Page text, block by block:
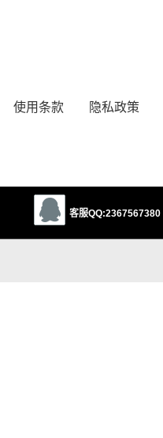
使用条款 隐私政策
客服QQ:2367567380